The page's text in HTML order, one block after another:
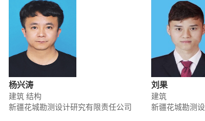
杨兴涛
建筑 结构
新疆花城勘测设计研究有限责任公司
刘果
建筑
新疆花城勘测